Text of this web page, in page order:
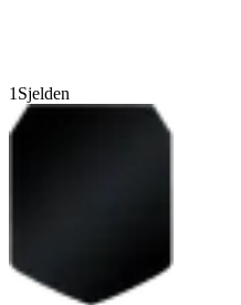
1 Sjelden